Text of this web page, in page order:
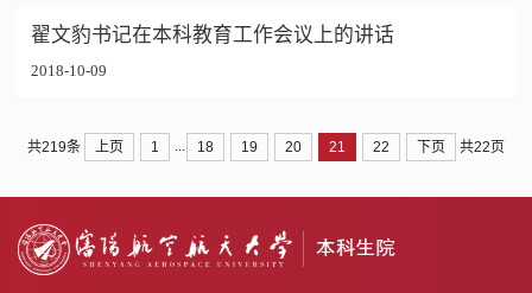
翟文豹书记在本科教育工作会议上的讲话
2018-10-09
共219条 上页 1 ... 18 19 20 21 22 下页 共22页